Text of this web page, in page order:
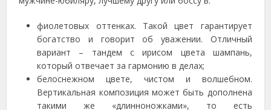
фиолетовых оттенках. Такой цвет гарантирует
богатство и говорит об уважении. Отличный
вариант – тандем с ирисом цвета шампань,
который отвечает за гармонию в делах;
белоснежном цвете, чистом и волшебном.
Вертикальная композиция может быть дополнена
такими же «длинноножками», то есть